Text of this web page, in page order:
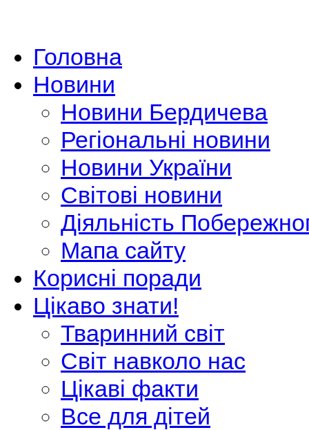
Головна
Новини
Новини Бердичева
Регіональні новини
Новини України
Світові новини
Діяльність
Мапа сайту
Корисні поради
Цікаво знати!
Тваринний світ
Світ навколо нас
Цікаві факти
Все для дітей